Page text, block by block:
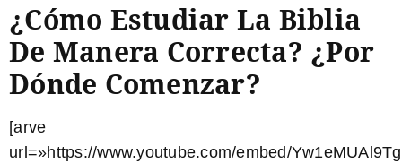
¿Cómo Estudiar La Biblia
De Manera Correcta? ¿Por
Dónde Comenzar?
[arve
url=»https://www.youtube.com/embed/